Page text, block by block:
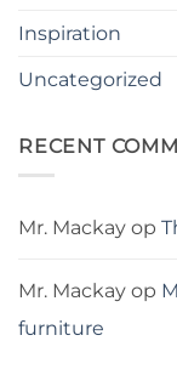
Inspiration
Uncategorized
RECENT
Mr. Mackay op
Mr. Mackay op
furniture